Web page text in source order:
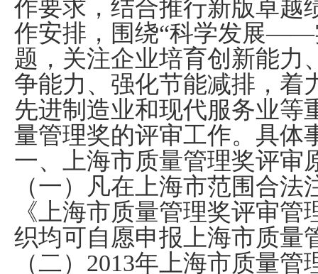
作要求，结合推行新版卓越
作安排，围绕“科学发展——
题，关注企业培育创新能力
争能力、强化节能减排，着
先进制造业和现代服务业等
量管理奖的评审工作。具体
一、上海市质量管理奖评审
（一）凡在上海市范围合
《上海市质量管理奖评审
织均可自愿申报上海市质量
（二） 2013年上海市质量管